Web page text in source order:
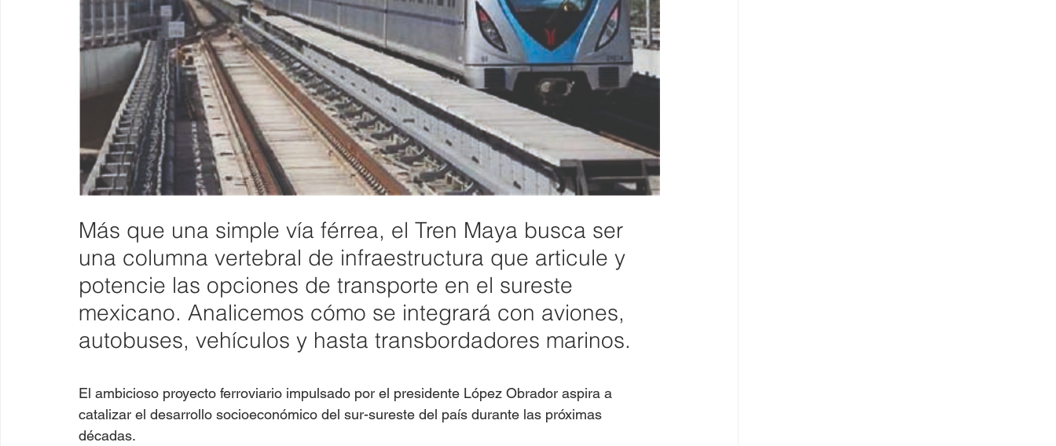
Más que una simple vía férrea, el Tren Maya busca ser
una columna vertebral de infraestructura que articule y
potencie las opciones de transporte en el sureste
mexicano. Analicemos cómo se integrará con aviones,
autobuses, vehículos y hasta transbordadores marinos.
El ambicioso proyecto ferroviario impulsado por el presidente López Obrador aspira a
catalizar el desarrollo socioeconómico del sur-sureste del país durante las próximas
décadas.